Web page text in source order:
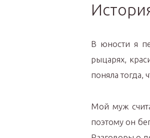
В юности я
рыцарях,
поняла тогда,
Мой муж
поэтому он